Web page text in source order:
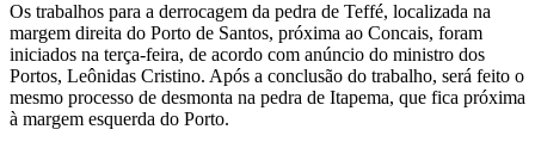
Os trabalhos para a derrocagem da pedra de Teffé, localizada na
margem direita do Porto de Santos, próxima ao Concais, foram
iniciados na terça-feira, de acordo com anúncio do ministro dos
Portos, Leônidas Cristino. Após a conclusão do trabalho, será feito o
mesmo processo de desmonta na pedra de Itapema, que fica próxima
à margem esquerda do Porto.